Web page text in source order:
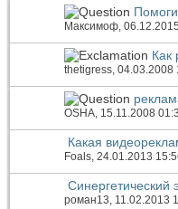
Максимоф,
Как
thetigress, 04.03.2008
OSHA, 15.11.2008
Какая
Foals, 24.01.2013
роман13, 11.02.2013